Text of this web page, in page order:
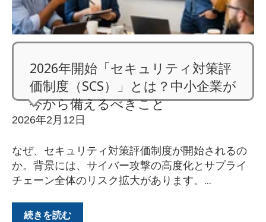
2026年開始「セキュリティ対策評
価制度（SCS）」とは？中小企業が
今から備えるべきこと
2026年2月12日
なぜ、セキュリティ対策評価制度が開始されるの
か。背景には、サイバー攻撃の高度化とサプライ
チェーン全体のリスク拡大があります。...
続きを読む